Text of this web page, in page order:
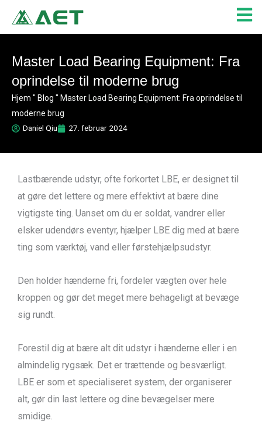
indholdet
Master Load Bearing Equipment: Fra
oprindelse til moderne brug
Hjem " Blog " Master Load Bearing Equipment: Fra oprindelse til
moderne brug
Daniel Qiu
27. februar 2024
Lastbærende udstyr, ofte forkortet LBE, er designet til
at gøre det lettere og mere effektivt at bære dine
vigtigste ting. Uanset om du er soldat, vandrer eller
elsker udendørs eventyr, hjælper LBE dig med at bære
ting som værktøj, vand eller førstehjælpsudstyr.
Den holder hænderne fri, fordeler vægten over hele
kroppen og gør det meget mere behageligt at bevæge
sig rundt.
Forestil dig at bære alt dit udstyr i hænderne eller i en
almindelig rygsæk. Det er trættende og besværligt.
LBE er som et specialiseret system, der organiserer
alt, gør din last lettere og dine bevægelser mere
smidige.